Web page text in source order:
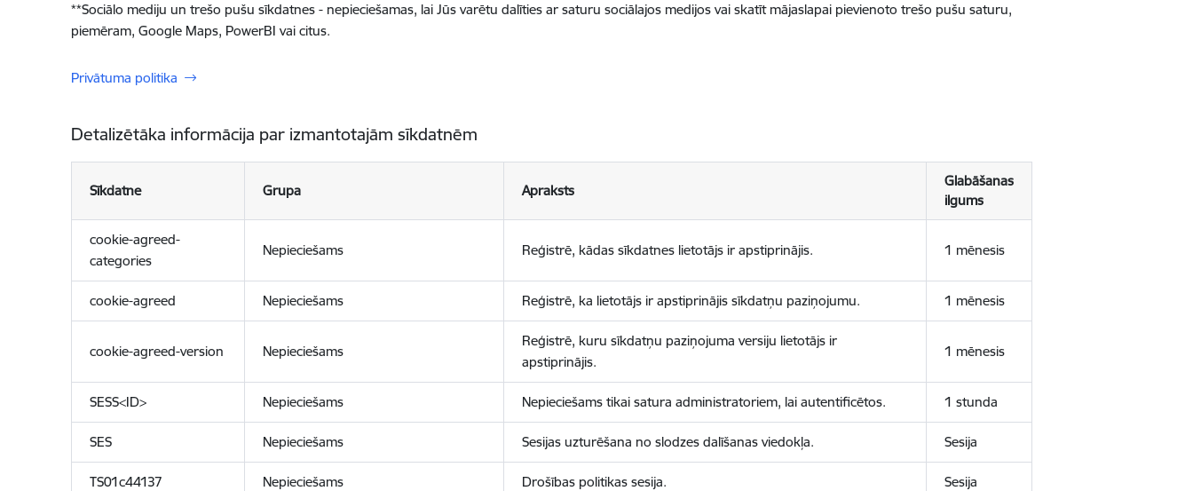
**Sociālo mediju un trešo pušu sīkdatnes - nepieciešamas, lai Jūs varētu dalīties ar saturu sociālajos medijos vai skatīt mājaslapai pievienoto trešo pušu saturu,
piemēram, Google Maps, PowerBI vai citus.
Privātuma politika
Detalizētāka informācija par izmantotajām sīkdatnēm
Sīkdatne Grupa Apraksts
Glabāšanas
ilgums
cookie-agreed-
categories
Nepieciešams Reģistrē, kādas sīkdatnes lietotājs ir apstiprinājis. 1 mēnesis
cookie-agreed Nepieciešams Reģistrē, ka lietotājs ir apstiprinājis sīkdatņu paziņojumu. 1 mēnesis
cookie-agreed-version Nepieciešams
Reģistrē, kuru sīkdatņu paziņojuma versiju lietotājs ir
apstiprinājis.
1 mēnesis
SESS<ID> Nepieciešams Nepieciešams tikai satura administratoriem, lai autentificētos. 1 stunda
SES Nepieciešams Sesijas uzturēšana no slodzes dalīšanas viedokļa. Sesija
TS01c44137 Nepieciešams Drošības politikas sesija. Sesija